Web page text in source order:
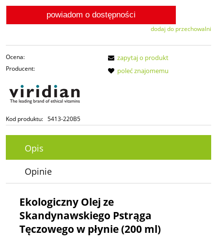
powiadom o dostępności
dodaj do przechowalni
Ocena:
Producent:
Kod produktu: 5413-220B5
zapytaj o produkt
poleć znajomemu
Opis
Opinie
Ekologiczny Olej ze
Skandynawskiego Pstrąga
Tęczowego w płynie (200 ml)